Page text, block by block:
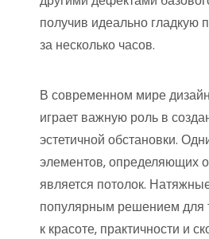
получив идеально гладкую
за несколько часов.
В современном мире
играет важную роль в
эстетичной обстановки.
элементов‚ определяющих
является потолок.
популярным решением для
к красоте‚ практичности и